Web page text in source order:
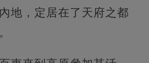
地，定居在了天府之都